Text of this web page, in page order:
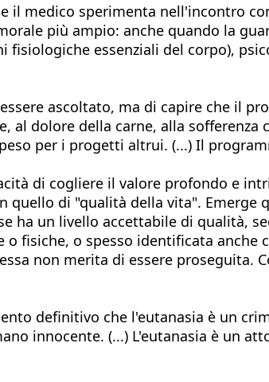
il medico sperimenta nell'incontro
più ampio: anche quando la
essenziali del corpo),
ascoltato, ma di capire che il
dolore della carne, alla sofferenza
per i progetti altrui. (...) Il
di cogliere il valore profondo e
di "qualità della vita".
ha un livello accettabile di qualità,
fisiche, o spesso identificata anche
non merita di essere proseguita.
definitivo che l'eutanasia è un
innocente. (...) L'eutanasia è un